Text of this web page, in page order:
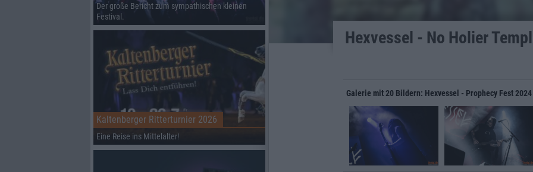
Hexvessel - No Holier
Galerie mit 20 Bildern: Hexvessel - Prophecy Fest 2024
Der große Bericht zum sympathischen kleinen
Festival.
Kaltenberger Ritterturnier 2026
Eine Reise ins Mittelalter!